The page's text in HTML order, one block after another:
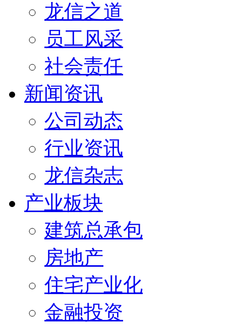
龙信之道
员工风采
社会责任
新闻资讯
公司动态
行业资讯
龙信杂志
产业板块
建筑总承包
房地产
住宅产业化
金融投资